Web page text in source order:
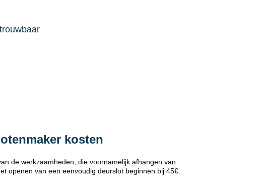
kosten
de werkzaamheden, die voornamelijk afhangen van
openen van een eenvoudig deurslot beginnen bij 45€.